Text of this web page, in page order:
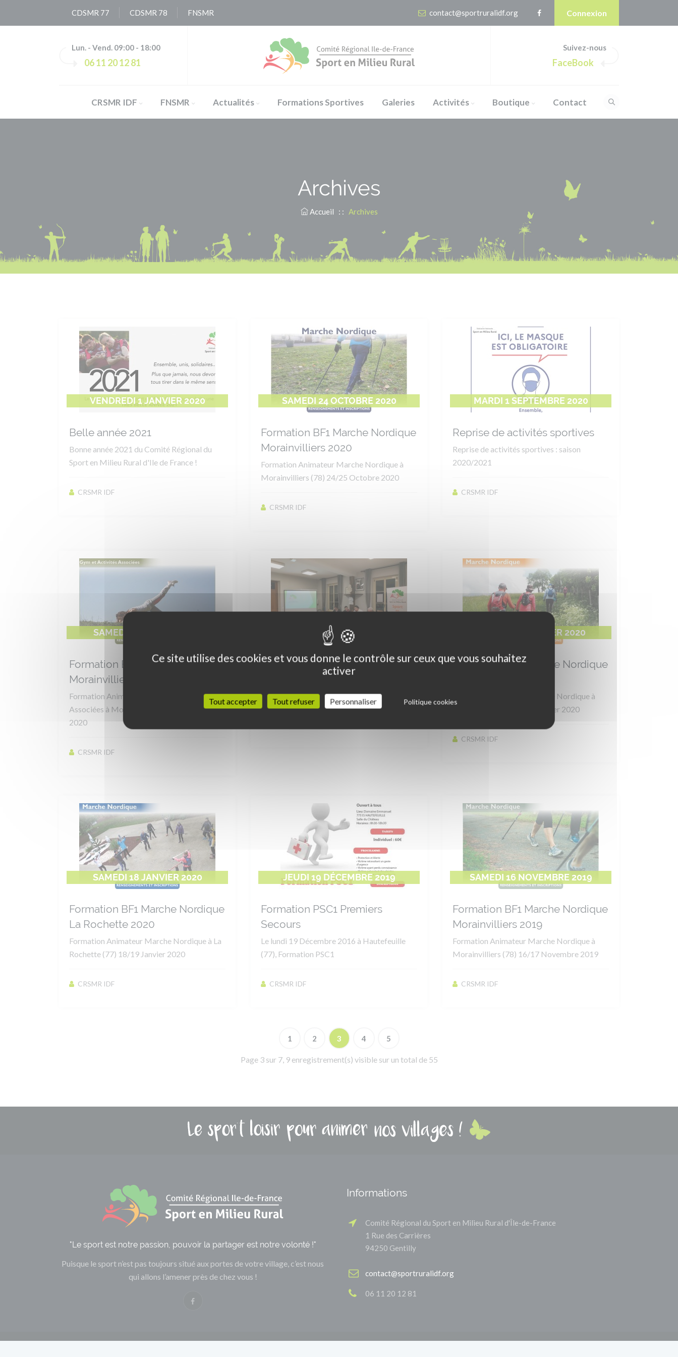
CDSMR 77 CDSMR 78 FNSMR contact@sportruralidf.org Connexion
Lun. - Vend. 09:00 - 18:00
06 11 20 12 81
Suivez-nous
FaceBook
CRSMR IDF FNSMR Actualités Formations Sportives Galeries Activités Boutique Contact
Archives
Accueil : : Archives
VENDREDI 1 JANVIER 2020
Belle année 2021
Bonne année 2021 du Comité Régional du
Sport en Milieu Rural d'Ile de France !
CRSMR IDF
SAMEDI 24 OCTOBRE 2020
Formation BF1 Marche Nordique
Morainvilliers 2020
Formation Animateur Marche Nordique à
Morainvilliers (78) 24/25 Octobre 2020
CRSMR IDF
MARDI 1 SEPTEMBRE 2020
Reprise de activités sportives
Reprise de activités sportives : saison
2020/2021
CRSMR IDF
SAMEDI 22 FÉVRIER 2020
Formation BF1 Gym d'entretien
Morainvilliers 2020
Formation Animateur Gym et Activités
Associées à Morainvilliers (78) 22/23 Février
2020
CRSMR IDF
SAMEDI 25 JANVIER 2020
Assemblée Générale 2020
Mouroux - Samedi 25 Janvier 2020
SAMEDI 25 JANVIER 2020
Formation BF1 Marche Nordique
Formation Animateur Marche Nordique à
Hautefeuille (77) 25/26 Janvier 2020
CRSMR IDF
SAMEDI 18 JANVIER 2020
Formation BF1 Marche Nordique
La Rochette 2020
Formation Animateur Marche Nordique à La
Rochette (77) 18/19 Janvier 2020
CRSMR IDF
JEUDI 19 DÉCEMBRE 2019
Formation PSC1 Premiers
Secours
Le lundi 19 Décembre 2016 à Hautefeuille
(77), Formation PSC1
CRSMR IDF
SAMEDI 16 NOVEMBRE 2019
Formation BF1 Marche Nordique
Morainvilliers 2019
Formation Animateur Marche Nordique à
Morainvilliers (78) 16/17 Novembre 2019
CRSMR IDF
1 2 3 4 5
Page 3 sur 7, 9 enregistrement(s) visible sur un total de 55
"Le sport est notre passion, pouvoir la partager est notre volonté !"
Puisque le sport n’est pas toujours situé aux portes de votre village, c’est nous
qui allons l’amener près de chez vous !
Informations
Comité Régional du Sport en Milieu Rural d'Île-de-France
1 Rue des Carrières
94250 Gentilly
contact@sportruralidf.org
06 11 20 12 81
Ce site utilise des cookies et vous donne le contrôle sur ceux que vous souhaitez
activer
Tout accepter Tout refuser Personnaliser Politique cookies